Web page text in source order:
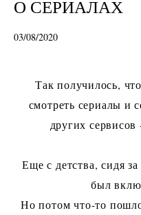
О СЕРИАЛАХ
03/08/2020
Так получилось,
смотреть сериалы и
других
Еще с детства, сидя
был
Но потом что-то